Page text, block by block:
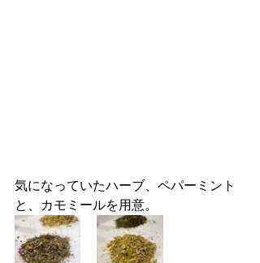
気になっていたハーブ、ペパーミント
と、カモミールを用意。